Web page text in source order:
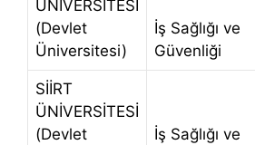
ÜNİVERSİTESİ
(Devlet
Üniversitesi)
İş Sağlığı ve
Güvenliği
SİİRT
ÜNİVERSİTESİ
(Devlet
İş Sağlığı ve